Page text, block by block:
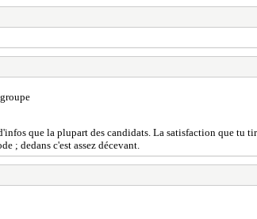
que la plupart des candidats. La satisfaction que tu
; dedans c'est assez décevant.